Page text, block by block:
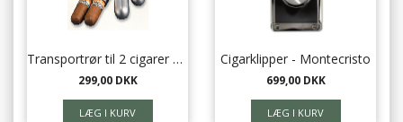
Transportrør til 2 cigarer m. cedertræsindlæg
299,00 DKK
Cigarklipper - Montecristo
699,00 DKK